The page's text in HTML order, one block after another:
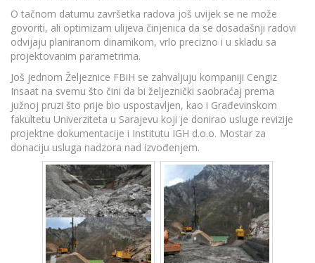
O tačnom datumu završetka radova još uvijek se ne može
govoriti, ali optimizam ulijeva činjenica da se dosadašnji radovi
odvijaju planiranom dinamikom, vrlo precizno i u skladu sa
projektovanim parametrima.
Još jednom Željeznice FBiH se zahvaljuju kompaniji Cengiz
Insaat na svemu što čini da bi željeznički saobraćaj prema
južnoj pruzi što prije bio uspostavljen, kao i Građevinskom
fakultetu Univerziteta u Sarajevu koji je donirao usluge revizije
projektne dokumentacije i Institutu IGH d.o.o. Mostar za
donaciju usluga nadzora nad izvođenjem.